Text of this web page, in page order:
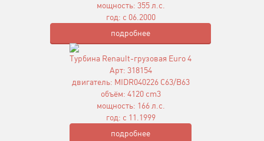
мощность: 355 л.с.
год: с 06.2000
подробнее
Турбина Renault-грузовая Euro 4
Арт: 318154
двигатель: MIDR040226 C63/B63
объём: 4120 cm3
мощность: 166 л.с.
год: с 11.1999
подробнее